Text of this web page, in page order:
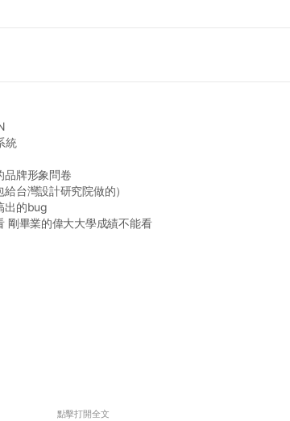
統
品牌形象問卷
台灣設計研究院做的）
出的bug
剛畢業的偉大大學成績不能看
點擊打開全文